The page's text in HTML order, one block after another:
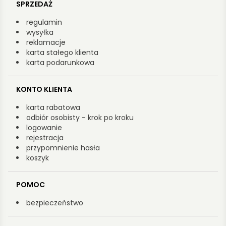
SPRZEDAŻ
regulamin
wysyłka
reklamacje
karta stałego klienta
karta podarunkowa
KONTO KLIENTA
karta rabatowa
odbiór osobisty - krok po kroku
logowanie
rejestracja
przypomnienie hasła
koszyk
POMOC
bezpieczeństwo